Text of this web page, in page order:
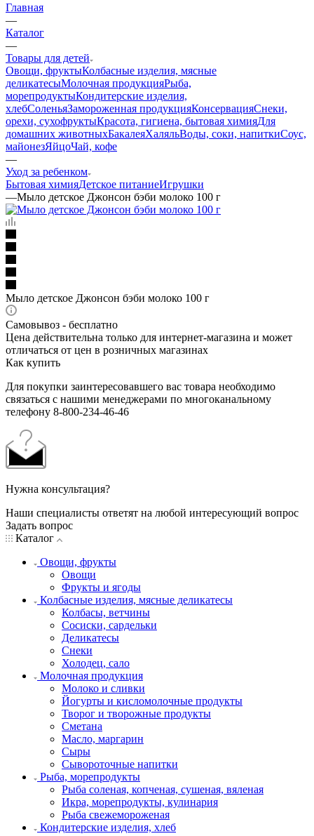
Главная
—
Каталог
—
Товары для детей
Овощи, фруктыКолбасные изделия, мясные
деликатесыМолочная продукцияРыба,
морепродуктыКондитерские изделия,
хлебСоленьяЗамороженная продукцияКонсервацияСнеки,
орехи, сухофруктыКрасота, гигиена, бытовая химияДля
домашних животныхБакалеяХаляльВоды, соки, напиткиСоус,
майонезЯйцоЧай, кофе
—
Уход за ребенком
Бытовая химияДетское питаниеИгрушки
—Мыло детское Джонсон бэби молоко 100 г
Мыло детское Джонсон бэби молоко 100 г
Самовывоз - бесплатно
Цена действительна только для интернет-магазина и может
отличаться от цен в розничных магазинах
Как купить
Для покупки заинтересовавшего вас товара необходимо
связаться с нашими менеджерами по многоканальному
телефону 8-800-234-46-46
Нужна консультация?
Наши специалисты ответят на любой интересующий вопрос
Задать вопрос
Каталог
Овощи, фрукты
Овощи
Фрукты и ягоды
Колбасные изделия, мясные деликатесы
Колбасы, ветчины
Сосиски, сардельки
Деликатесы
Снеки
Холодец, сало
Молочная продукция
Молоко и сливки
Йогурты и кисломолочные продукты
Творог и творожные продукты
Сметана
Масло, маргарин
Сыры
Сывороточные напитки
Рыба, морепродукты
Рыба соленая, копченая, сушеная, вяленая
Икра, морепродукты, кулинария
Рыба свежемороженая
Кондитерские изделия, хлеб